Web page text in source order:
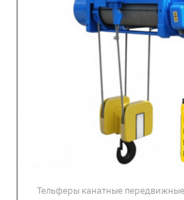
Тельферы канатные передвижные